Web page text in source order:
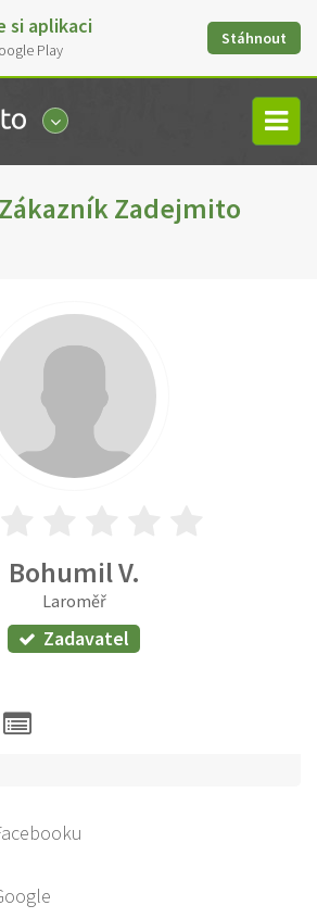
si aplikaci
Play
Stáhnout
Zadejmito
Bohumil V.
Laroměř
Zadavatel